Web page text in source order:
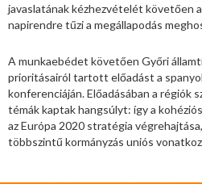
javaslatának kézhezvételét követően
napirendre tűzi a megállapodás
A munkaebédet követően Győri
prioritásairól tartott előadást a
konferenciáján. Előadásában a régiók
témák kaptak hangsúlyt: így a
az Európa 2020 stratégia
többszintű kormányzás uniós